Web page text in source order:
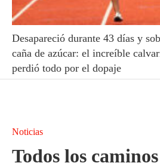
Desapareció durante 43 días y
caña de azúcar: el increíble
perdió todo por el dopaje